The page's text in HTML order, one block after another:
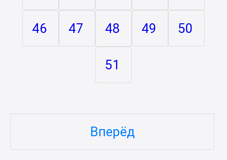
46 47 48 49 50
51
Вперёд